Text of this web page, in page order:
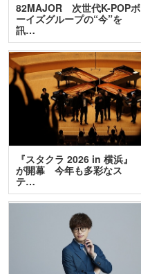
82MAJOR 次世代K-POPボ
ーイズグループの“今”を
訊…
『スタクラ 2026 in 横浜』
が開幕 今年も多彩なス
テ…